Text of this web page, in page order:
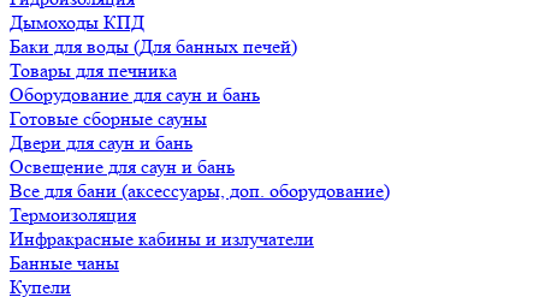
Дымоходы КПД
Баки для воды (Для банных печей)
Товары для печника
Оборудование для саун и бань
Готовые сборные сауны
Двери для саун и бань
Освещение для саун и бань
Все для бани (аксессуары, доп. оборудование)
Термоизоляция
Инфракрасные кабины и излучатели
Банные чаны
Купели